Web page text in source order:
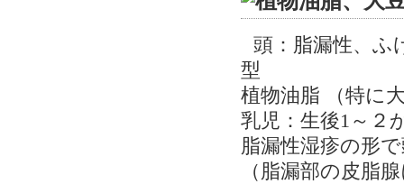
頭：脂漏性、ふ
型
植物油脂 （特に
乳児：生後1～２
脂漏性湿疹の形
（脂漏部の皮脂